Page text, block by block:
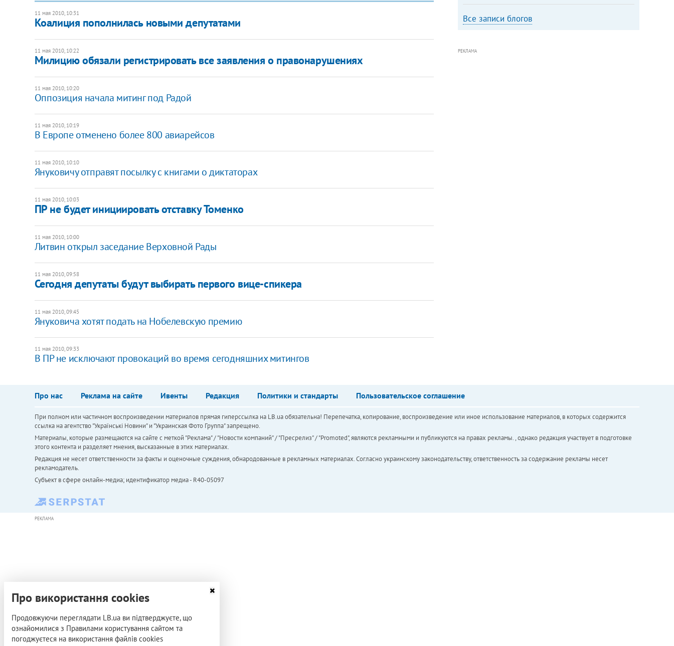
11 мая 2010, 10:31
Коалиция пополнилась новыми депутатами
11 мая 2010, 10:22
Милицию обязали регистрировать все заявления о правонарушениях
11 мая 2010, 10:20
Оппозиция начала митинг под Радой
11 мая 2010, 10:19
В Европе отменено более 800 авиарейсов
11 мая 2010, 10:10
Януковичу отправят посылку с книгами о диктаторах
11 мая 2010, 10:03
ПР не будет инициировать отставку Томенко
11 мая 2010, 10:00
Литвин открыл заседание Верховной Рады
11 мая 2010, 09:58
Сегодня депутаты будут выбирать первого вице-спикера
11 мая 2010, 09:45
Януковича хотят подать на Нобелевскую премию
11 мая 2010, 09:33
В ПР не исключают провокаций во время сегодняшних митингов
Все записи блогов
РЕКЛАМА
Про нас Реклама на сайте Ивенты Редакция Политики и стандарты Пользовательское соглашение
При полном или частичном воспроизведении материалов прямая гиперссылка на LB.ua обязательна! Перепечатка, копирование, воспроизведение или иное использование материалов, в которых содержится
ссылка на агентство "Українськi Новини" и "Украинская Фото Группа" запрещено.
Материалы, которые размещаются на сайте с меткой "Реклама" / "Новости компаний" / "Пресрелиз" / "Promoted", являются рекламными и публикуются на правах рекламы. , однако редакция участвует в подготовке
этого контента и разделяет мнения, высказанные в этих материалах.
Редакция не несет ответственности за факты и оценочные суждения, обнародованные в рекламных материалах. Согласно украинскому законодательству, ответственность за содержание рекламы несет
рекламодатель.
Субъект в сфере онлайн-медиа; идентификатор медиа - R40-05097
РЕКЛАМА
Про використання cookies
Продовжуючи переглядати LB.ua ви підтверджуєте, що
ознайомилися з Правилами користування сайтом та
погоджуєтеся на використання файлів cookies